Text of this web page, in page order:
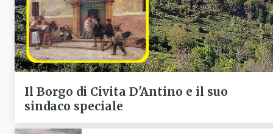
Il Borgo di Civita D'Antino e il suo
sindaco speciale